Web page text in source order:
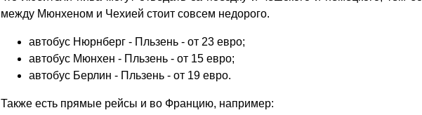
между Мюнхеном и Чехией стоит совсем недорого.
автобус Нюрнберг - Пльзень - от 23 евро;
автобус Мюнхен - Пльзень - от 15 евро;
автобус Берлин - Пльзень - от 19 евро.
Также есть прямые рейсы и во Францию, например: